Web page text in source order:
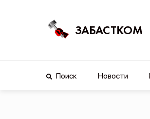
ЗАБАСТКОМ
Поиск Новости